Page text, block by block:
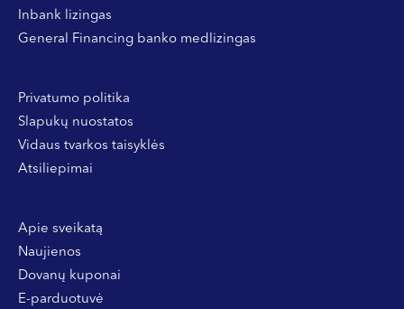
Inbank lizingas
General Financing banko medlizingas
Privatumo politika
Slapukų nuostatos
Vidaus tvarkos taisyklės
Atsiliepimai
Apie sveikatą
Naujienos
Dovanų kuponai
E-parduotuvė